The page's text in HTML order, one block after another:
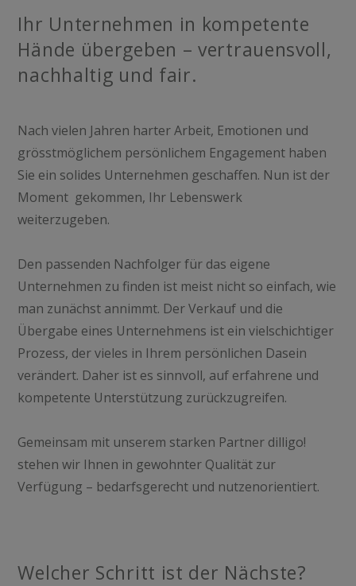
Ihr Unternehmen in kompetente
Hände übergeben – vertrauensvoll,
nachhaltig und fair.
Nach vielen Jahren harter Arbeit, Emotionen und
grösstmöglichem persönlichem Engagement haben
Sie ein solides Unternehmen geschaffen. Nun ist der
Moment gekommen, Ihr Lebenswerk
weiterzugeben.
Den passenden Nachfolger für das eigene
Unternehmen zu finden ist meist nicht so einfach, wie
man zunächst annimmt. Der Verkauf und die
Übergabe eines Unternehmens ist ein vielschichtiger
Prozess, der vieles in Ihrem persönlichen Dasein
verändert. Daher ist es sinnvoll, auf erfahrene und
kompetente Unterstützung zurückzugreifen.
Gemeinsam mit unserem starken Partner dilligo!
stehen wir Ihnen in gewohnter Qualität zur
Verfügung – bedarfsgerecht und nutzenorientiert.
Welcher Schritt ist der Nächste?